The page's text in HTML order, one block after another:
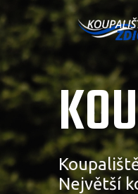
Největší